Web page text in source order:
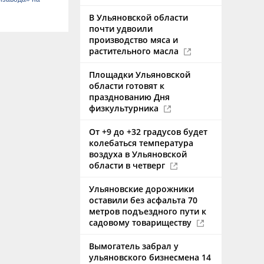
В Ульяновской области
почти удвоили
производство мяса и
растительного масла
Площадки Ульяновской
области готовят к
празднованию Дня
физкультурника
От +9 до +32 градусов будет
колебаться температура
воздуха в Ульяновской
области в четверг
Ульяновские дорожники
оставили без асфальта 70
метров подъездного пути к
садовому товариществу
Вымогатель забрал у
ульяновского бизнесмена 14